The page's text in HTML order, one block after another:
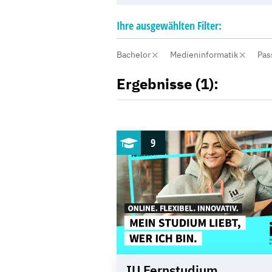
Ihreausgewählten Filter:
Bachelor Medieninformatik
Ergebnisse (1):
9